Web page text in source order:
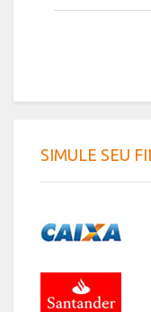
SIMULE SEU